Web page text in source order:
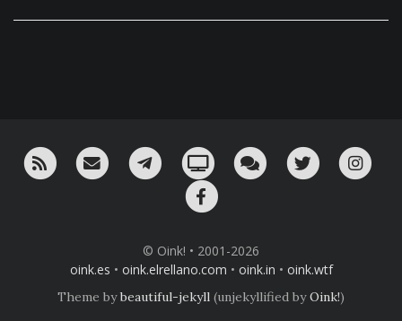
RSS ¡Mándame un email!¡Nuestro canal en Telegram!
Oink! TV Charla con nosotros
Twitter
© Oink! • 2001-2026
oink.es • oink.elrellano.com • oink.in • oink.wtf
Theme bybeautiful-jekyll (unjekyllified byOink!)